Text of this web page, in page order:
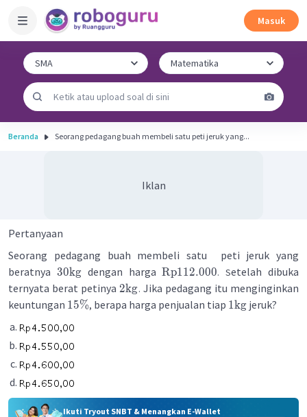
Masuk
Beranda Seorang pedagang buah membeli satu peti jeruk yang...
Iklan
Pertanyaan
Seorang pedagang buah membeli satu peti jeruk yang
beratnya 30kg dengan harga Rp112.000. Setelah dibuka
ternyata berat petinya 2kg. Jika pedagang itu menginginkan
keuntungan 15%, berapa harga penjualan tiap 1kg jeruk?
Ikuti Tryout SNBT & Menangkan E-Wallet